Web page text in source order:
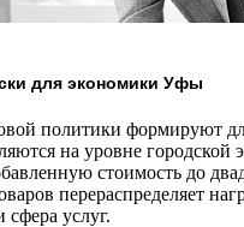
для экономики Уфы
политики формируют
на уровне городской
стоимость до
перераспределяет
услуг.